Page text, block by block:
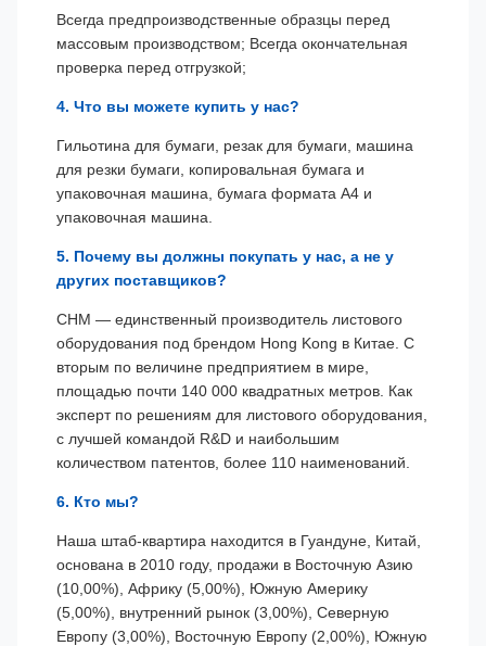
Всегда предпроизводственные образцы перед
массовым производством; Всегда окончательная
проверка перед отгрузкой;
4. Что вы можете купить у нас?
Гильотина для бумаги, резак для бумаги, машина
для резки бумаги, копировальная бумага и
упаковочная машина, бумага формата А4 и
упаковочная машина.
5. Почему вы должны покупать у нас, а не у
других поставщиков?
CHM — единственный производитель листового
оборудования под брендом Hong Kong в Китае. С
вторым по величине предприятием в мире,
площадью почти 140 000 квадратных метров. Как
эксперт по решениям для листового оборудования,
с лучшей командой R&D и наибольшим
количеством патентов, более 110 наименований.
6. Кто мы?
Наша штаб-квартира находится в Гуандуне, Китай,
основана в 2010 году, продажи в Восточную Азию
(10,00%), Африку (5,00%), Южную Америку
(5,00%), внутренний рынок (3,00%), Северную
Европу (3,00%), Восточную Европу (2,00%), Южную